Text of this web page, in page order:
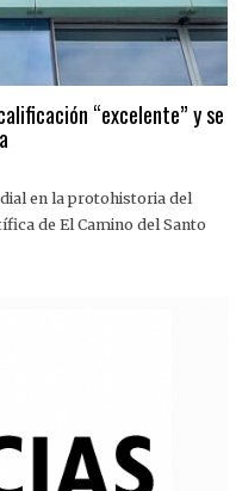
“excelente” y se
en la protohistoria del
de El Camino del Santo